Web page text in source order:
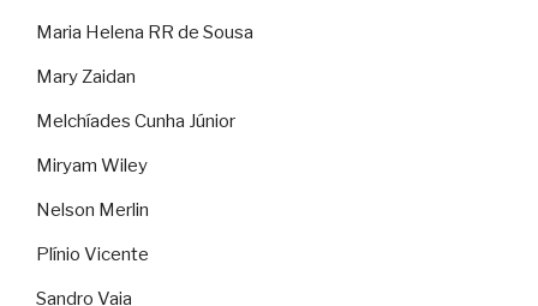
Maria Helena RR de Sousa
Mary Zaidan
Melchíades Cunha Júnior
Miryam Wiley
Nelson Merlin
Plínio Vicente
Sandro Vaia